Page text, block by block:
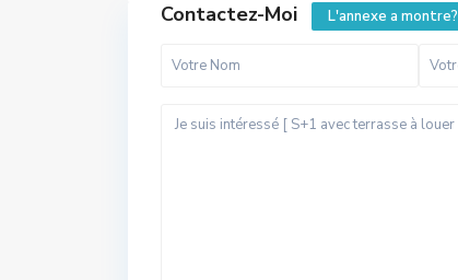
Contactez-Moi L'annexe a montre?